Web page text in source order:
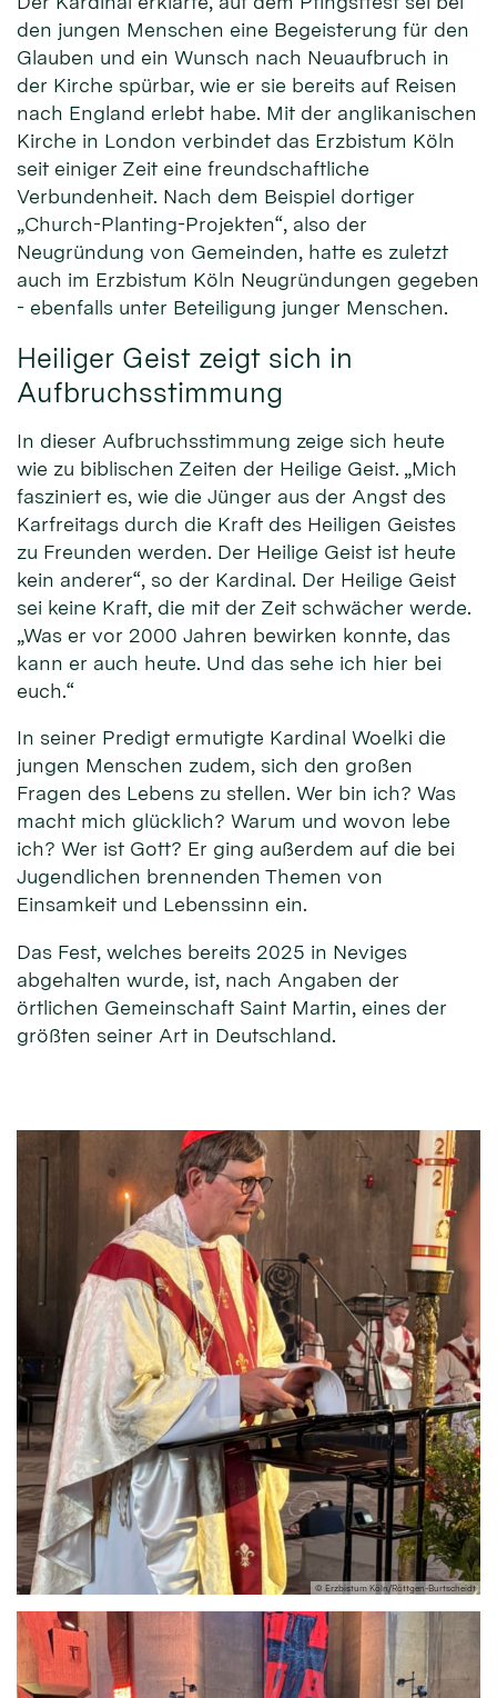
den jungen Menschen eine Begeisterung für den
Glauben und ein Wunsch nach Neuaufbruch in
der Kirche spürbar, wie er sie bereits auf Reisen
nach England erlebt habe. Mit der anglikanischen
Kirche in London verbindet das Erzbistum Köln
seit einiger Zeit eine freundschaftliche
Verbundenheit. Nach dem Beispiel dortiger
„Church-Planting-Projekten“, also der
Neugründung von Gemeinden, hatte es zuletzt
auch im Erzbistum Köln Neugründungen gegeben
- ebenfalls unter Beteiligung junger Menschen.
Heiliger Geist zeigt sich in
Aufbruchsstimmung
In dieser Aufbruchsstimmung zeige sich heute
wie zu biblischen Zeiten der Heilige Geist. „Mich
fasziniert es, wie die Jünger aus der Angst des
Karfreitags durch die Kraft des Heiligen Geistes
zu Freunden werden. Der Heilige Geist ist heute
kein anderer“, so der Kardinal. Der Heilige Geist
sei keine Kraft, die mit der Zeit schwächer werde.
„Was er vor 2000 Jahren bewirken konnte, das
kann er auch heute. Und das sehe ich hier bei
euch.“
In seiner Predigt ermutigte Kardinal Woelki die
jungen Menschen zudem, sich den großen
Fragen des Lebens zu stellen. Wer bin ich? Was
macht mich glücklich? Warum und wovon lebe
ich? Wer ist Gott? Er ging außerdem auf die bei
Jugendlichen brennenden Themen von
Einsamkeit und Lebenssinn ein.
Das Fest, welches bereits 2025 in Neviges
abgehalten wurde, ist, nach Angaben der
örtlichen Gemeinschaft Saint Martin, eines der
größten seiner Art in Deutschland.
© Erzbistum Köln/Röttgen-Burtscheidt